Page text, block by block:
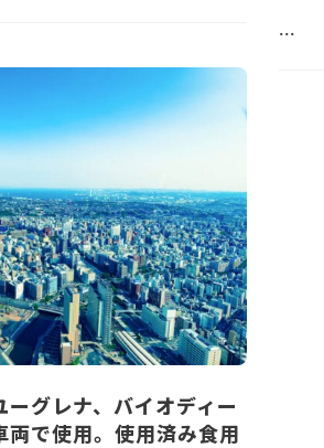
...
グレナ、バイオディー
で使用。使用済み食用